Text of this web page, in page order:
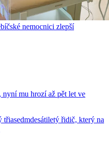
nemocnici zlepší
mu hrozí až pět let ve
řidič, který na